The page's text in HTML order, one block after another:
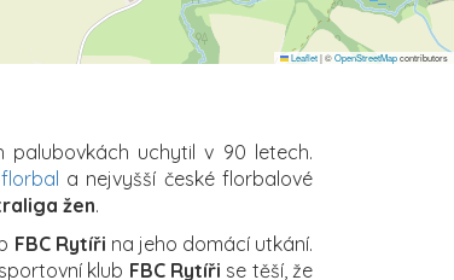
Leaflet|©OpenStreetMapcontributors
uchytil v 90 letech.
a nejvyšší české florbalové
žen.
FBC Rytíři na jeho domácí utkání.
klub FBC Rytíři se těší, že